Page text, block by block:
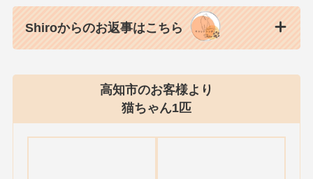
Shiroからのお返事はこちら
高知市のお客様より
猫ちゃん1匹